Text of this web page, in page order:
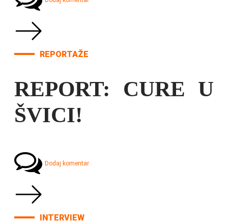
REPORTAŽE
REPORT: CURE U
ŠVICI!
Dodaj komentar
INTERVIEW